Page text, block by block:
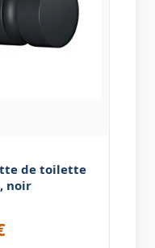
de toilette
noir